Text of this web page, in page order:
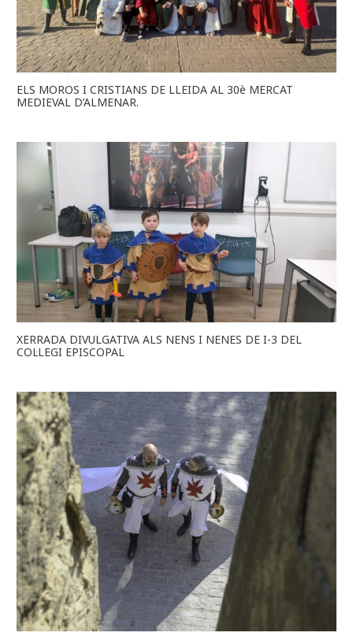
ELS MOROS I CRISTIANS DE LLEIDA AL 30è MERCAT
MEDIEVAL D’ALMENAR.
XERRADA DIVULGATIVA ALS NENS I NENES DE I-3 DEL
COL·LEGI EPISCOPAL